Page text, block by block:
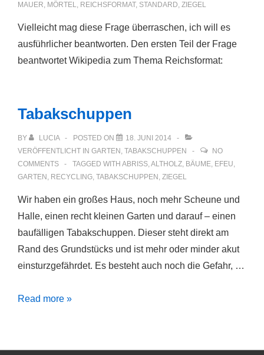
MAUER, MÖRTEL, REICHSFORMAT, STANDARD, ZIEGEL
Vielleicht mag diese Frage überraschen, ich will es
ausführlicher beantworten. Den ersten Teil der Frage
beantwortet Wikipedia zum Thema Reichsformat:
Tabakschuppen
BY LUCIA POSTED ON
18. JUNI 2014
VERÖFFENTLICHT IN GARTEN , TABAKSCHUPPEN
NO
COMMENTS
TAGGED WITH ABRISS,ALTHOLZ, BÄUME, EFEU,
GARTEN , RECYCLING, TABAKSCHUPPEN , ZIEGEL
Wir haben ein großes Haus, noch mehr Scheune und
Halle, einen recht kleinen Garten und darauf – einen
baufälligen Tabakschuppen. Dieser steht direkt am
Rand des Grundstücks und ist mehr oder minder akut
einsturzgefährdet. Es besteht auch noch die Gefahr, …
Tabakschuppen
Read more »